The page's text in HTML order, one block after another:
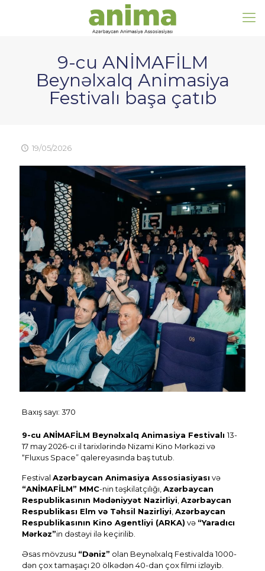
9-cu ANİMAFİLM
Beynəlxalq Animasiya
Festivalı başa çatıb
19/05/2026
Baxış sayı: 370
9-cu ANİMAFİLM Beynəlxalq Animasiya Festivalı13-
17 may 2026-cı il tarixlərində Nizami Kino Mərkəzi və
“Fluxus Space” qalereyasında baş tutub.
Festival Azərbaycan Animasiya Assosiasiyası və
“ANİMAFİLM” MMC-nin təşkilatçılığı, Azərbaycan
Respublikasının Mədəniyyət Nazirliyi Azərbaycan
Respublikası Elm və Təhsil Nazirliyi Azərbaycan
Respublikasının Kino Agentliyi (ARKA) və “Yaradıcı
Mərkəz”in dəstəyi ilə keçirilib.
Əsas mövzusu “Dəniz” olan Beynəlxalq Festivalda 1000-
dən çox tamaşaçı 20 ölkədən 40-dan çox filmi izləyib.